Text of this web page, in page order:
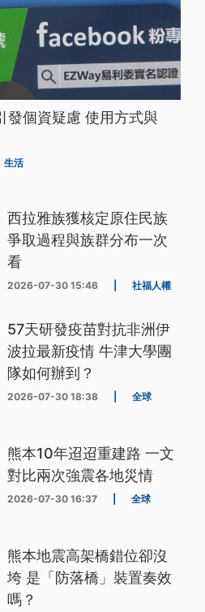
發個資疑慮 使用方式與
生活
西拉雅族獲核定原住民族
爭取過程與族群分布一次
看
2026-07-30 15:46 社福人權
57天研發疫苗對抗非洲伊
波拉最新疫情 牛津大學團
隊如何辦到？
2026-07-30 18:38 全球
熊本10年迢迢重建路 一文
對比兩次強震各地災情
2026-07-30 16:37 全球
熊本地震高架橋錯位卻沒
垮 是「防落橋」裝置奏效
嗎？